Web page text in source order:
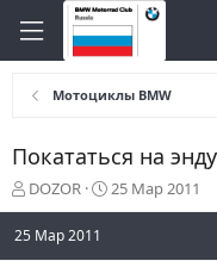
Мотоциклы BMW
Покататься на
А
в
т
DOZOR
Д
а
25 Мар 2011
25 Мар 2011